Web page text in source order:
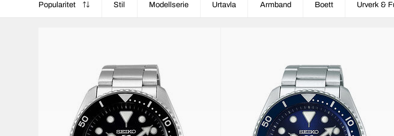
Popularitet Stil Modellserie Urtavla Armband Boett Urverk &